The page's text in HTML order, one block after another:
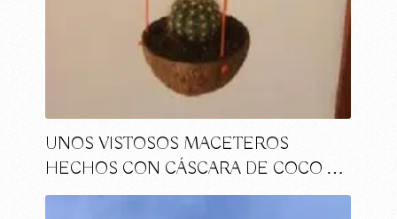
UNOS VISTOSOS MACETEROS
HECHOS CON CÁSCARA DE COCO …